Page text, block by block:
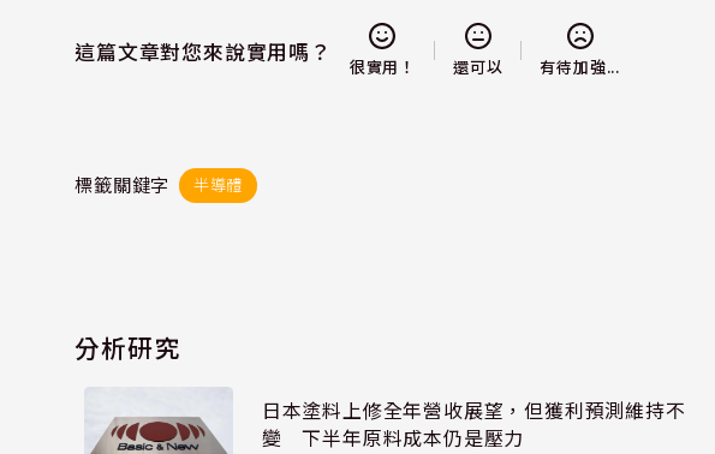
這篇文章對您來說實用嗎？
很實用！ 還可以 有待加強...
標籤關鍵字 半導體
分析研究
日本塗料上修全年營收展望，但獲利預測維持不
變 下半年原料成本仍是壓力